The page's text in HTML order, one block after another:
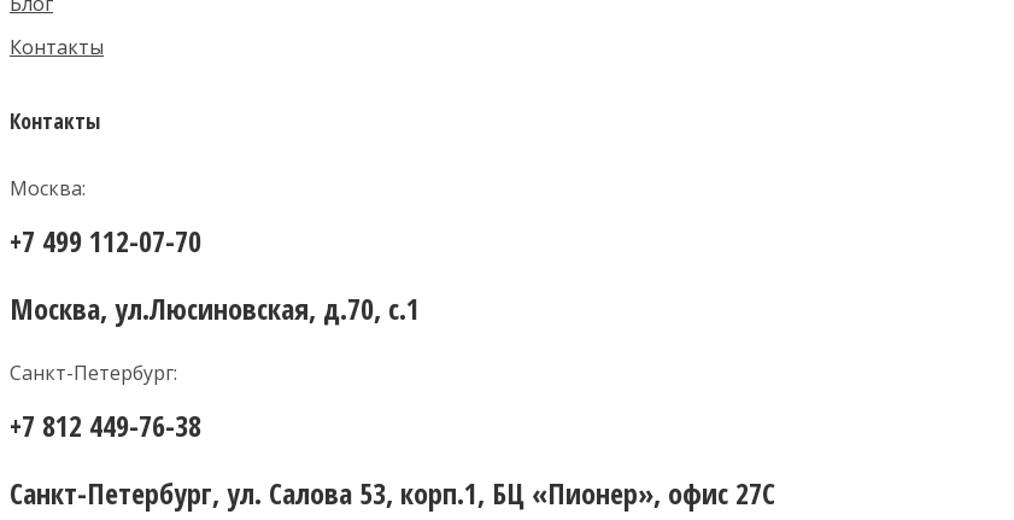
Контакты
Контакты
Москва:
+7 499 112-07-70
Москва, ул.Люсиновская, д.70, с.1
Санкт-Петербург:
+7 812 449-76-38
Санкт-Петербург, ул. Салова 53, корп.1, БЦ «Пионер», офис 27С